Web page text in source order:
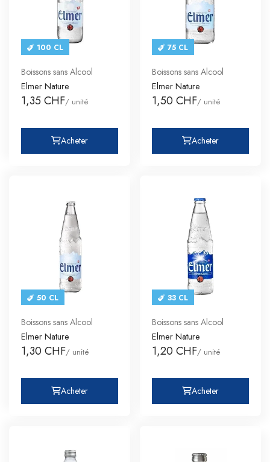
100 CL
Boissons sans Alcool
Elmer Nature
1,35 CHF/ unité
Acheter
75 CL
Boissons sans Alcool
Elmer Nature
1,50 CHF/ unité
Acheter
50 CL
Boissons sans Alcool
Elmer Nature
1,30 CHF/ unité
Acheter
33 CL
Boissons sans Alcool
Elmer Nature
1,20 CHF/ unité
Acheter